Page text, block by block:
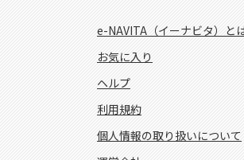
e-NAVITA（イーナビタ）と
お気に入り
ヘルプ
利用規約
個人情報の取り扱いについて